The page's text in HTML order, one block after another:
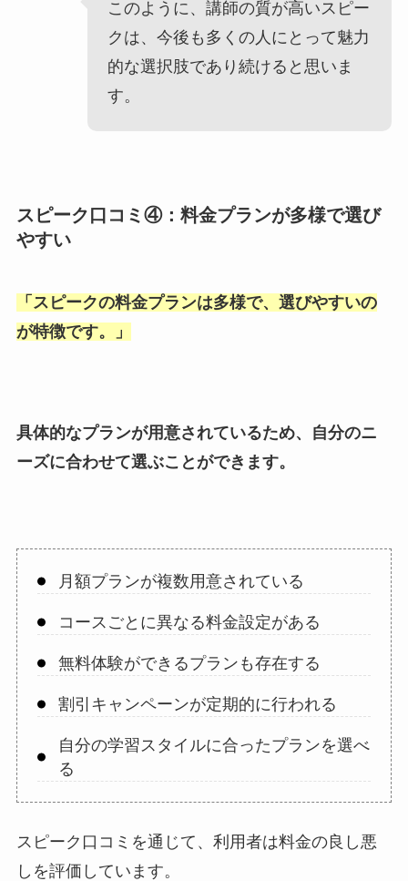
このように、講師の質が高いスピー
クは、今後も多くの人にとって魅力
的な選択肢であり続けると思いま
す。
スピーク口コミ④：料金プランが多様で選び
やすい
「 スピークの料金プランは多様で、選びやすいの
が特徴です。
」
具体的なプランが用意されているため、自分のニ
ーズに合わせて選ぶことができます。
月額プランが複数用意されている
コースごとに異なる料金設定がある
無料体験ができるプランも存在する
割引キャンペーンが定期的に行われる
自分の学習スタイルに合ったプランを選べ
る
スピーク口コミを通じて、利用者は料金の良し悪
しを評価しています。